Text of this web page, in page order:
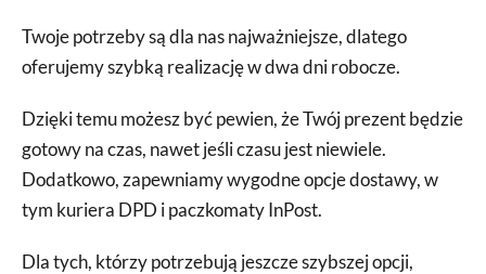
Twoje potrzeby są dla nas najważniejsze, dlatego
oferujemy szybką realizację w dwa dni robocze.
Dzięki temu możesz być pewien, że Twój prezent będzie
gotowy na czas, nawet jeśli czasu jest niewiele.
Dodatkowo, zapewniamy wygodne opcje dostawy, w
tym kuriera DPD i paczkomaty InPost.
Dla tych, którzy potrzebują jeszcze szybszej opcji,